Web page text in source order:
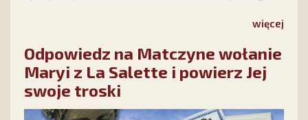
pokona wszelkie przeciwności.
więcej
Odpowiedz na Matczyne wołanie
Maryi z La Salette i powierz Jej
swoje troski